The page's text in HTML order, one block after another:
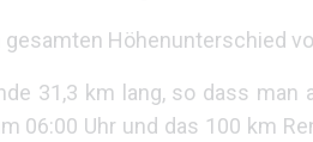
Höhenunterschied
31,3 km lang, so dass man
06:00 Uhr und das 100 km